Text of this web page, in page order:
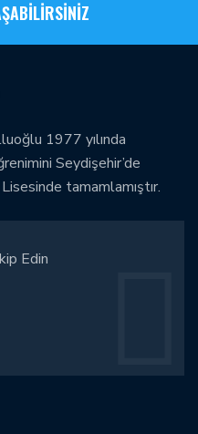
1977 yılında
Seydişehir’de
tamamlamıştır.
Edin